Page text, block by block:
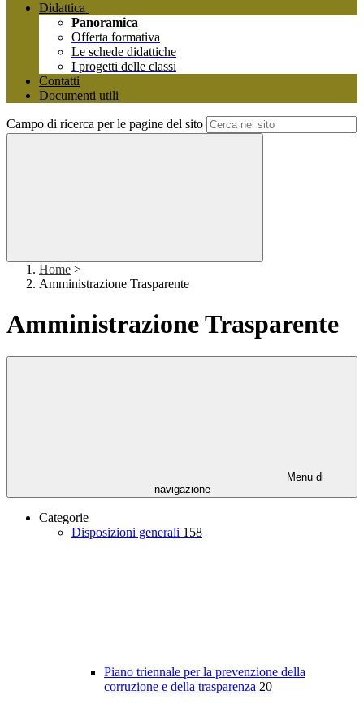
Didattica
Panoramica
Offerta formativa
Le schede didattiche
I progetti delle classi
Contatti
Documenti utili
Campo di ricerca per le pagine del sito
Home >
Amministrazione Trasparente
Amministrazione Trasparente
Menu di
navigazione
Categorie
Disposizioni generali 158
Piano triennale per la prevenzione della
corruzione e della trasparenza 20